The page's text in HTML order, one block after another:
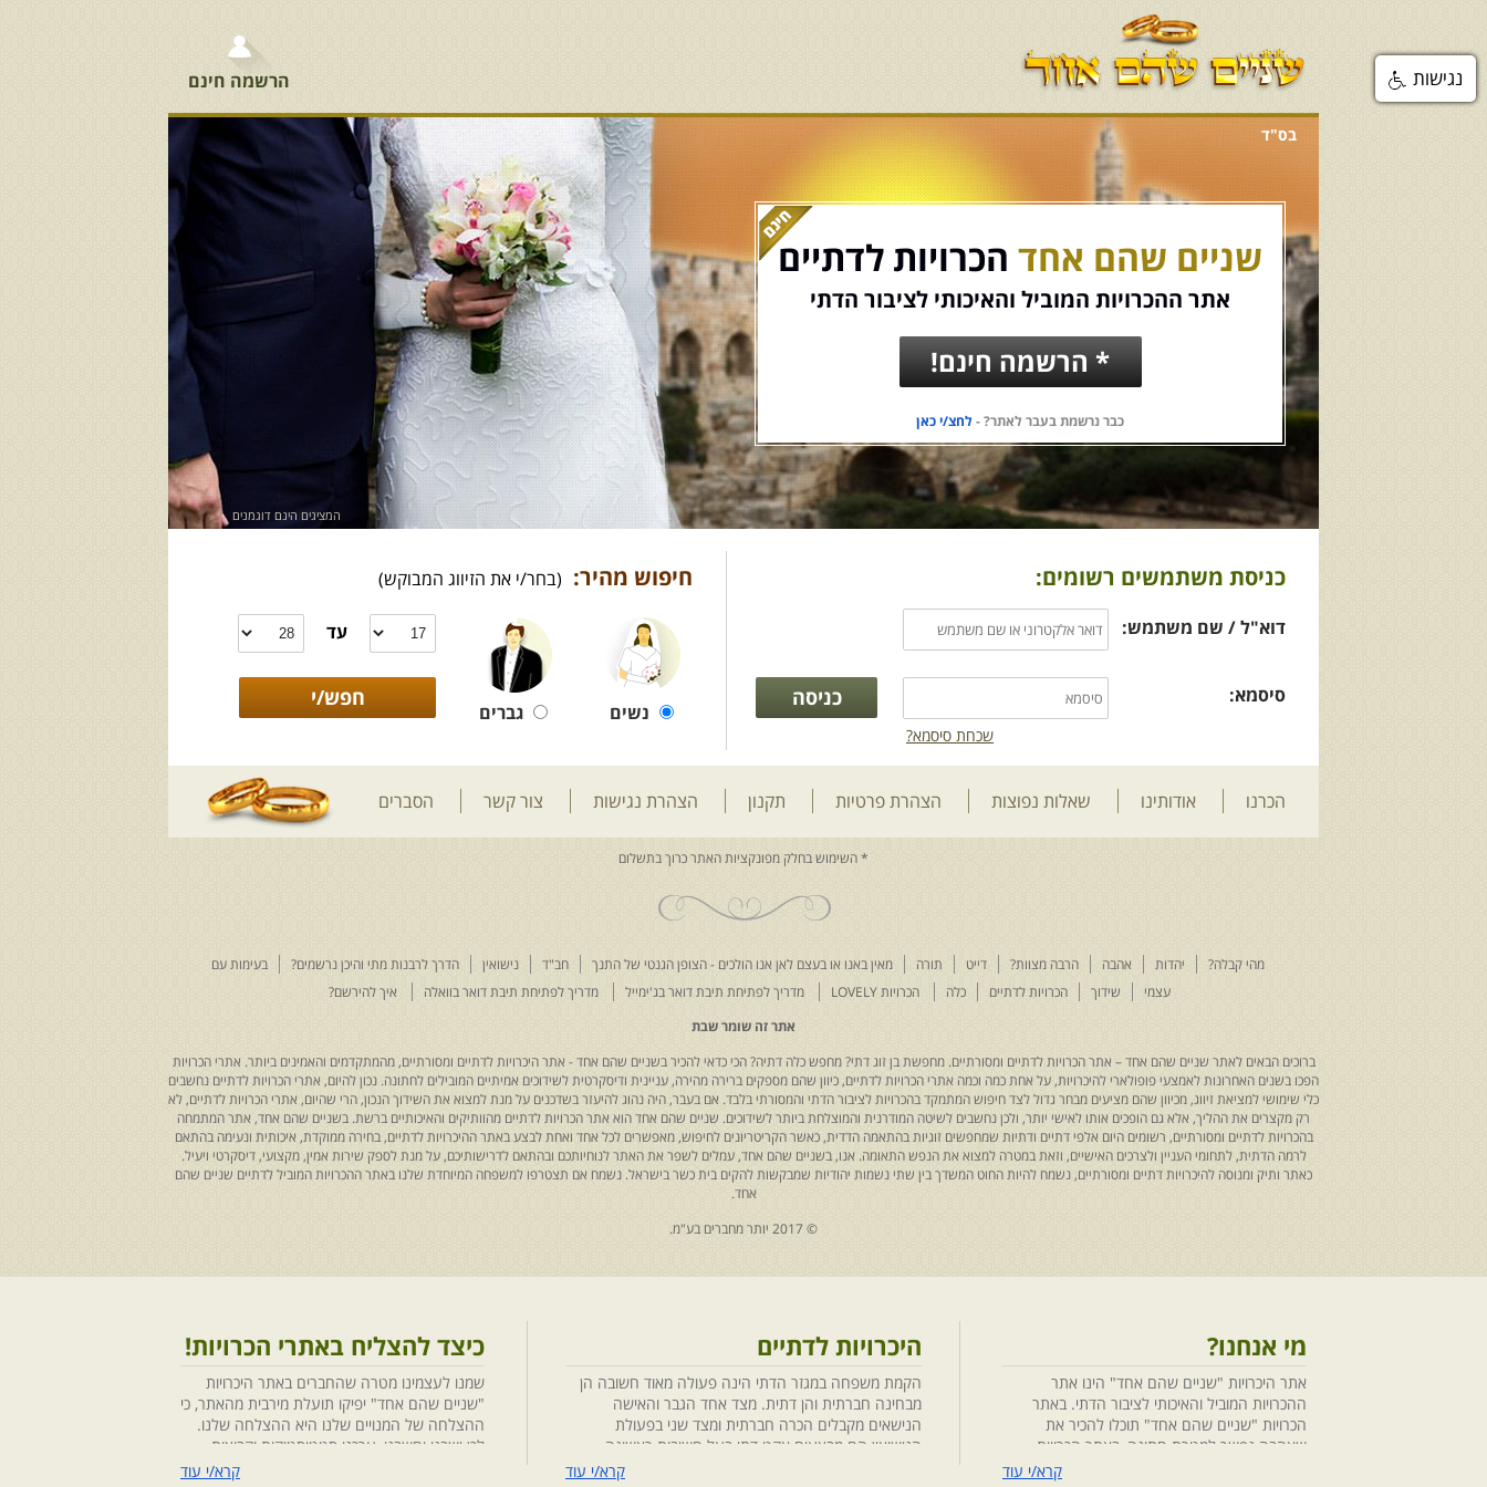
הרשמה חינם
בס"ד
שניים שהם אחד הכרויות לדתיים
אתר ההכרויות המוביל והאיכותי לציבור הדתי
* הרשמה חינם!
כבר נרשמת בעבר לאתר? -לחצ/י כאן
המציגים הינם דוגמנים
כניסת משתמשים רשומים:
דוא"ל / שם משתמש:
סיסמא:
שכחת סיסמא?
חיפוש מהיר: (בחר/י את הזיווג המבוקש)
נשים גברים
עד
הכרנו אודותינו שאלות נפוצות הצהרת פרטיות תקנון הצהרת נגישות צור קשר הסברים
מהי קבלה? יהדות אהבה הרבה מצוות? דייט תורה מאין באנו או בעצם לאן אנו הולכים - הצופן הגנטי של התנך חב"ד נישואין הדרך לרבנות מתי והיכן נרשמים?
בעימות עם
עצמי
שידוך הכרויות לדתיים כלה הכרויות LOVELY מדריך לפתיחת תיבת דואר בג'ימייל מדריך לפתיחת תיבת דואר בוואלה
איך להירשם?
אתר זה שומר שבת
ברוכים הבאים לאתר שניים שהם אחד – אתר הכרויות לדתיים ומסורתיים. מחפשת בן זוג דתי? מחפש כלה דתיה? הכי כדאי להכיר בשניים שהם אחד - אתר היכרויות לדתיים ומסורתיים, מהמתקדמים והאמינים ביותר. אתרי הכרויות
הפכו בשנים האחרונות לאמצעי פופולארי להיכרויות, על אחת כמה וכמה אתרי הכרויות לדתיים, כיוון שהם מספקים ברירה מהירה, עניינית ודיסקרטית לשידוכים אמיתיים המובילים לחתונה. נכון להיום, אתרי הכרויות לדתיים נחשבים
כלי שימושי למציאת זיווג, מכיוון שהם מציעים מבחר גדול לצד חיפוש המתמקד בהכרויות לציבור הדתי והמסורתי בלבד. אם בעבר, היה נהוג להיעזר בשדכנים על מנת למצוא את השידוך הנכון, הרי שהיום, אתרי הכרויות לדתיים, לא
רק מקצרים את ההליך, אלא גם הופכים אותו לאישי יותר, ולכן נחשבים לשיטה המודרנית והמוצלחת ביותר לשידוכים. שניים שהם אחד הוא אתר הכרויות לדתיים מהוותיקים והאיכותיים ברשת. בשניים שהם אחד, אתר המתמחה
בהכרויות לדתיים ומסורתיים, רשומים היום אלפי דתיים ודתיות שמחפשים זוגיות בהתאמה הדדית, כאשר הקריטריונים לחיפוש, מאפשרים לכל אחד ואחת לבצע באתר ההיכרויות לדתיים, בחירה ממוקדת, איכותית ונעימה בהתאם
לרמה הדתית, לתחומי העניין ולצרכים האישיים, וזאת במטרה למצוא את הנפש התאומה. אנו, בשניים שהם אחד, עמלים לשפר את האתר לנוחיותכם ובהתאם לדרישותיכם, על מנת לספק שירות אמין, מקצועי, דיסקרטי ויעיל.
כאתר ותיק ומנוסה להיכרויות דתיים ומסורתיים, נשמח להיות החוט המשדך בין שתי נשמות יהודיות שמבקשות להקים בית כשר בישראל. נשמח אם תצטרפו למשפחה המיוחדת שלנו באתר ההכרויות המוביל לדתיים שניים שהם
אחד.
© 2017 יותר מחברים בע"מ.
מי אנחנו?
אתר היכרויות "שניים שהם אחד" הינו אתר
ההכרויות המוביל והאיכותי לציבור הדתי. באתר
הכרויות "שניים שהם אחד" תוכלו להכיר את
שאהבה נפשך למטרת חתונה, באתר הכרויות
"שניים שהם אחד" הושקעו מחשבה ומאמציםקרא/י עוד
היכרויות לדתיים
הקמת משפחה במגזר הדתי הינה פעולה מאוד חשובה הן
מבחינה חברתית והן דתית. מצד אחד הגבר והאישה
הנישאים מקבלים הכרה חברתית ומצד שני בפעולת
הנישואין הם מבצעים אקט דתי בעל חשיבות ראשונה
במעלה. חשוב לציין בהקשר זה שגם הגורמים למפגשקרא/י עוד
כיצד להצליח באתרי הכרויות!
שמנו לעצמינו מטרה שהחברים באתר היכרויות
"שניים שהם אחד" יפיקו תועלת מירבית מהאתר, כי
ההצלחה של המנויים שלנו היא ההצלחה שלנו.
לכן ישבנו וחשבנו ,ערכנו סטטיסטיקות וקבוצות
מיקוד, בחנו התנהגויות ומגמות והמסקנה החדקרא/י עוד
נגישות